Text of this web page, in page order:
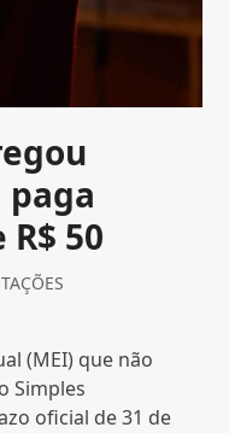
paga
50
(MEI) que não
Simples
oficial de 31 de